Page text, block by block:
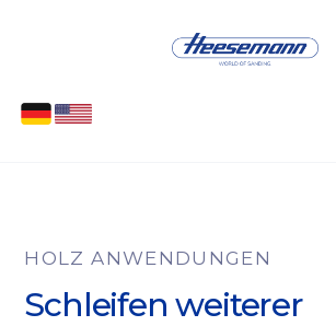
HOLZ ANWENDUNGEN
Schleifen weiterer